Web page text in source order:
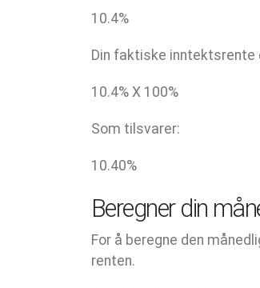
10.4%
Din faktiske inntektsrente
10.4% X 100%
Som tilsvarer:
10.40%
Beregner din
For å beregne den
renten.